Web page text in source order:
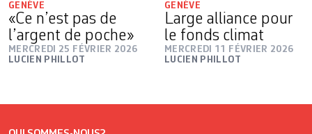
GENÈVE
«Ce n’est pas de
l’argent de poche»
MERCREDI 25 FÉVRIER 2026
LUCIEN PHILLOT
GENÈVE
Large alliance pour
le fonds climat
MERCREDI 11 FÉVRIER 2026
LUCIEN PHILLOT